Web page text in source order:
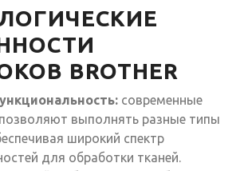
BROTHER
современные
выполнять разные типы
широкий спектр
для обработки тканей.